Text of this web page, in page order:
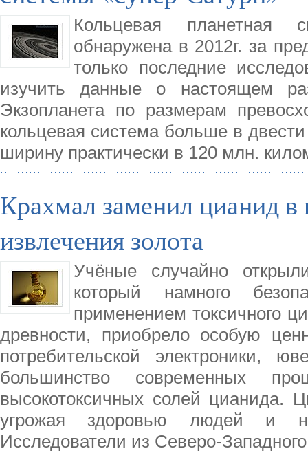
Кольцевая планетная
обнаружена в 2012г. за
только последние
изучить данные о настоящем
Экзопланета по размерам
кольцевая система больше в
ширину практически в 120 млн.
Крахмал заменил цианид
извлечения золота
Учёные случайно
который намного
применением токсичного
древности, приобрело особую
потребительской электроники,
большинство современных
высокотоксичных солей цианида.
угрожая здоровью людей и
Исследователи из Северо-Западного